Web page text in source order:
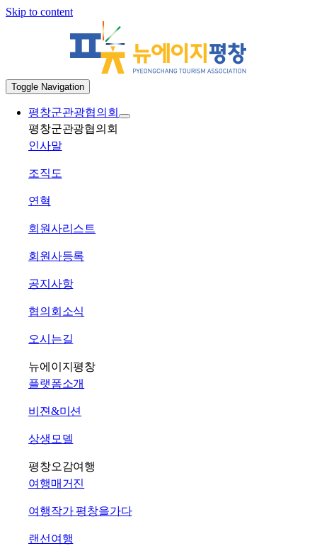
Skip to content
Toggle Navigation
평창군관광협의회
평창군관광협의회
인사말
조직도
연혁
회원사리스트
회원사등록
공지사항
협의회소식
오시는길
뉴에이지평창
플랫폼소개
비젼&미션
상생모델
평창오감여행
여행매거진
여행작가 평창을가다
랜선여행